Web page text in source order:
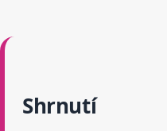
Shrnutí